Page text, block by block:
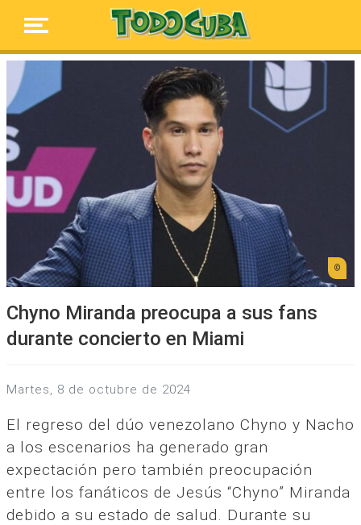
Chyno Miranda preocupa a sus fans
durante concierto en Miami
martes, 8 de octubre de 2024
El regreso del dúo venezolano Chyno y Nacho
a los escenarios ha generado gran
expectación pero también preocupación
entre los fanáticos de Jesús “Chyno” Miranda
debido a su estado de salud. Durante su